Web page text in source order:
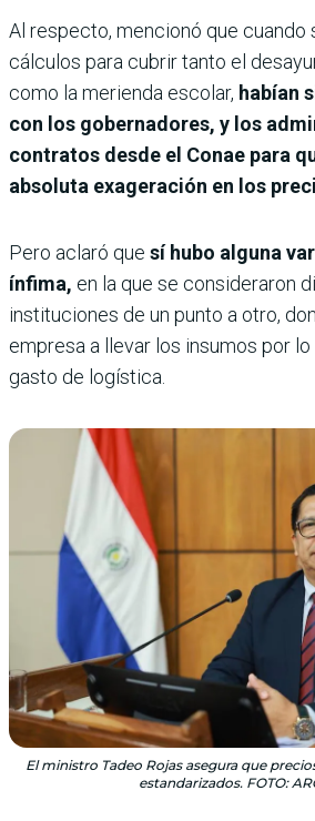
Al respecto, mencionó que cuando
cálculos para cubrir tanto el
como la merienda escolar, habían
con los gobernadores, y los
contratos desde el Conae para
absoluta exageración en los
Pero aclaró que sí hubo alguna
ínfima, en la que se consideraron
instituciones de un punto a otro,
empresa a llevar los insumos por
gasto de logística.
El ministro Tadeo Rojas asegura que
estandarizados. FOTO: